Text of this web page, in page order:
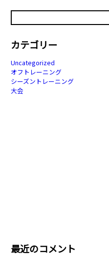
カテゴリー
Uncategorized
オフトレーニング
シーズントレーニング
大会
最近のコメント